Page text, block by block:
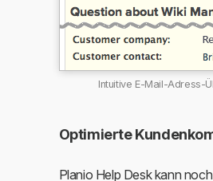
Intuitive E-Mail-Adress-
Optimierte
Planio Help Desk kann